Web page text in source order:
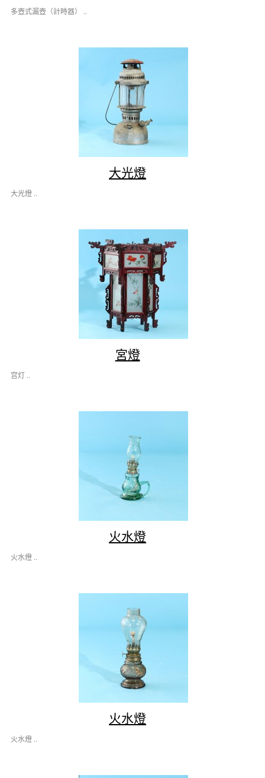
多壺式漏壺（計時器） ..
大光燈
大光燈 ..
宮燈
宫灯 ..
火水燈
火水燈 ..
火水燈
火水燈 ..